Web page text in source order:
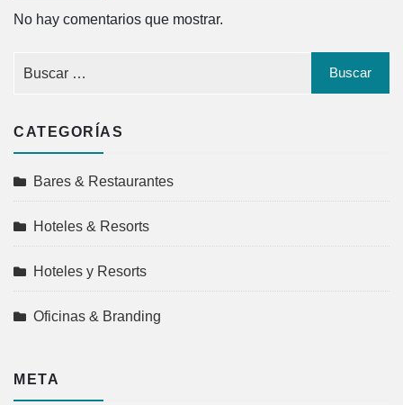
No hay comentarios que mostrar.
CATEGORÍAS
Bares & Restaurantes
Hoteles & Resorts
Hoteles y Resorts
Oficinas & Branding
META